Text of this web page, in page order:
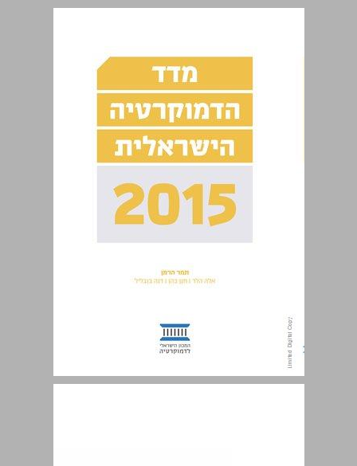
מדד הדמוקרטיה הישראלית 2015 ... 0